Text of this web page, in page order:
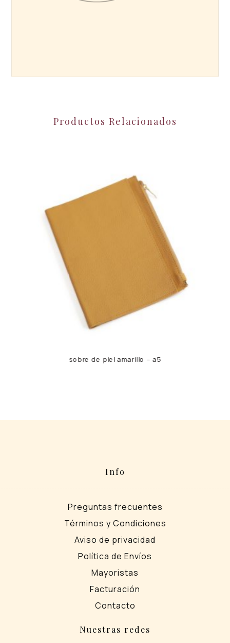
Productos Relacionados
sobre de piel amarillo – a5
Info
Preguntas frecuentes
Términos y Condiciones
Aviso de privacidad
Política de Envíos
Mayoristas
Facturación
Contacto
Nuestras redes